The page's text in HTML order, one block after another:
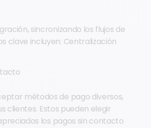
sincronizando los flujos de
clave incluyen: Centralización
métodos de pago diversos,
clientes. Estos pueden elegir
los pagos sin contacto